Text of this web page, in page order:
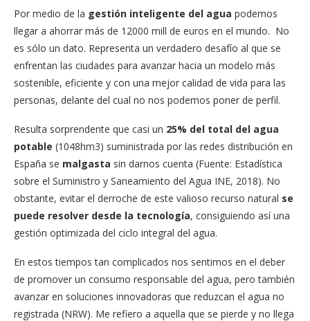
Por medio de la gestión inteligente del agua podemos
llegar a ahorrar más de 12000 mill de euros en el mundo. No
es sólo un dato. Representa un verdadero desafío al que se
enfrentan las ciudades para avanzar hacia un modelo más
sostenible, eficiente y con una mejor calidad de vida para las
personas, delante del cual no nos podemos poner de perfil.
Resulta sorprendente que casi un 25% del total del agua
potable (1048hm3) suministrada por las redes distribución en
España se malgasta sin darnos cuenta (Fuente: Estadística
sobre el Suministro y Saneamiento del Agua INE, 2018). No
obstante, evitar el derroche de este valioso recurso natural se
puede resolver desde la tecnología, consiguiendo así una
gestión optimizada del ciclo integral del agua.
En estos tiempos tan complicados nos sentimos en el deber
de promover un consumo responsable del agua, pero también
avanzar en soluciones innovadoras que reduzcan el agua no
registrada (NRW). Me refiero a aquella que se pierde y no llega